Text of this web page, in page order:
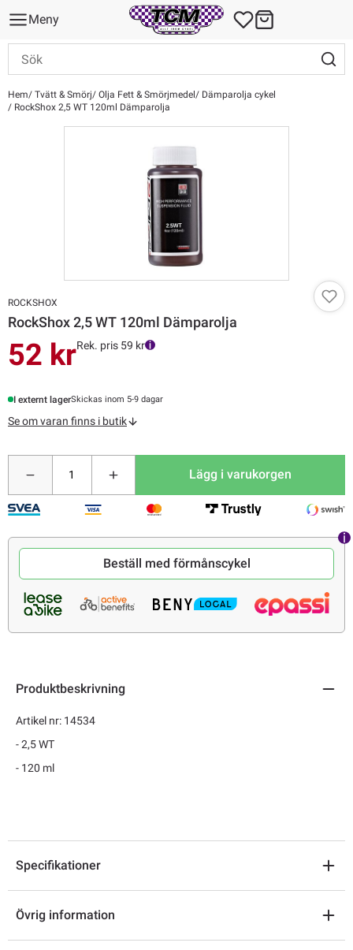
Meny
Hem Tvätt & Smörj Olja Fett & Smörjmedel
Dämparolja cykel
RockShox 2,5 WT 120ml Dämparolja
ROCKSHOX
RockShox 2,5 WT 120ml Dämparolja
52 krRek. pris 59 kr
I externt lagerSkickas inom 5-9 dagar
Se om varan finns i butik
Lägg i varukorgen
Beställ med förmånscykel
Produktbeskrivning
Artikel nr: 14534
- 2,5 WT
- 120 ml
Specifikationer
Övrig information